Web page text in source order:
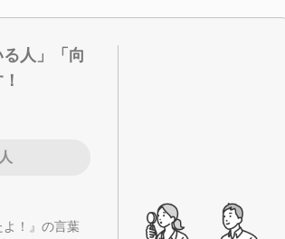
人」「向
よ！』の言葉